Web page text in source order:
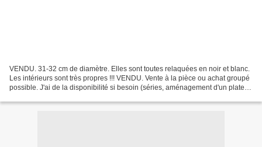
VENDU. 31-32 cm de diamètre. Elles sont toutes relaquées en noir et blanc.
Les intérieurs sont très propres !!! VENDU. Vente à la pièce ou achat groupé
possible. J'ai de la disponibilité si besoin (séries, aménagement d'un plateau